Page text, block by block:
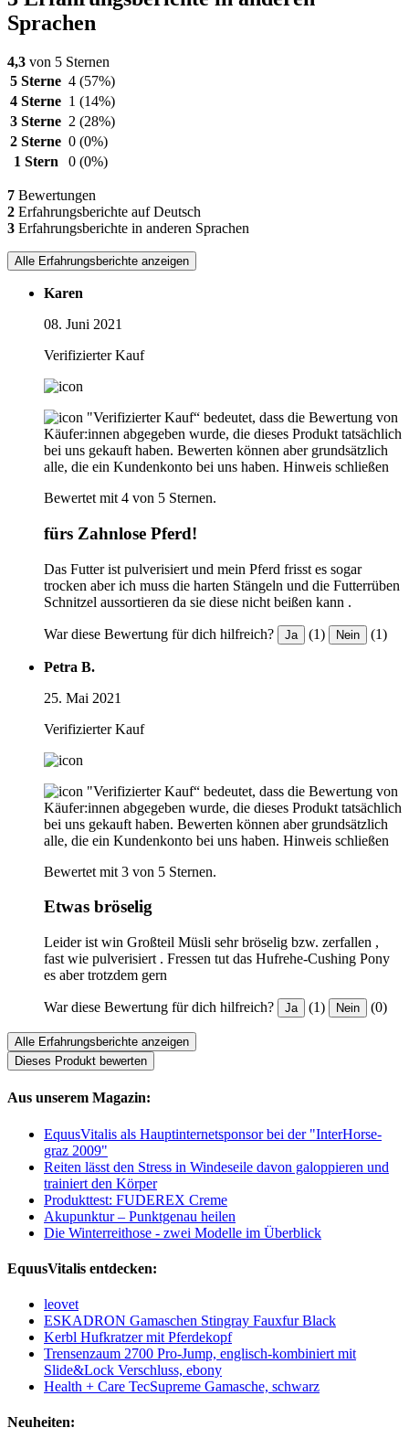
Sprachen
4,3 von 5 Sternen
5 Sterne 4 (57%)
4 Sterne 1 (14%)
3 Sterne 2 (28%)
2 Sterne 0 (0%)
1 Stern
0 (0%)
7 Bewertungen
2 Erfahrungsberichte auf Deutsch
3 Erfahrungsberichte in anderen Sprachen
Alle Erfahrungsberichte anzeigen
Karen
08. Juni 2021
Verifizierter Kauf
"Verifizierter Kauf“ bedeutet, dass die Bewertung von
Käufer:innen abgegeben wurde, die dieses Produkt tatsächlich
bei uns gekauft haben. Bewerten können aber grundsätzlich
alle, die ein Kundenkonto bei uns haben. Hinweis schließen
Bewertet mit 4 von 5 Sternen.
fürs Zahnlose Pferd!
Das Futter ist pulverisiert und mein Pferd frisst es sogar
trocken aber ich muss die harten Stängeln und die Futterrüben
Schnitzel aussortieren da sie diese nicht beißen kann .
War diese Bewertung für dich hilfreich? Ja (1) Nein (1)
Petra B.
25. Mai 2021
Verifizierter Kauf
"Verifizierter Kauf“ bedeutet, dass die Bewertung von
Käufer:innen abgegeben wurde, die dieses Produkt tatsächlich
bei uns gekauft haben. Bewerten können aber grundsätzlich
alle, die ein Kundenkonto bei uns haben. Hinweis schließen
Bewertet mit 3 von 5 Sternen.
Etwas bröselig
Leider ist win Großteil Müsli sehr bröselig bzw. zerfallen ,
fast wie pulverisiert . Fressen tut das Hufrehe-Cushing Pony
es aber trotzdem gern
War diese Bewertung für dich hilfreich? Ja (1) Nein (0)
Alle Erfahrungsberichte anzeigen
Dieses Produkt bewerten
Aus unserem Magazin:
EquusVitalis als Hauptinternetsponsor bei der "InterHorse-
graz 2009"
Reiten lässt den Stress in Windeseile davon galoppieren und
trainiert den Körper
Produkttest: FUDEREX Creme
Akupunktur – Punktgenau heilen
Die Winterreithose - zwei Modelle im Überblick
EquusVitalis entdecken:
leovet
ESKADRON Gamaschen Stingray Fauxfur Black
Kerbl Hufkratzer mit Pferdekopf
Trensenzaum 2700 Pro-Jump, englisch-kombiniert mit
Slide&Lock Verschluss, ebony
Health + Care TecSupreme Gamasche, schwarz
Neuheiten: